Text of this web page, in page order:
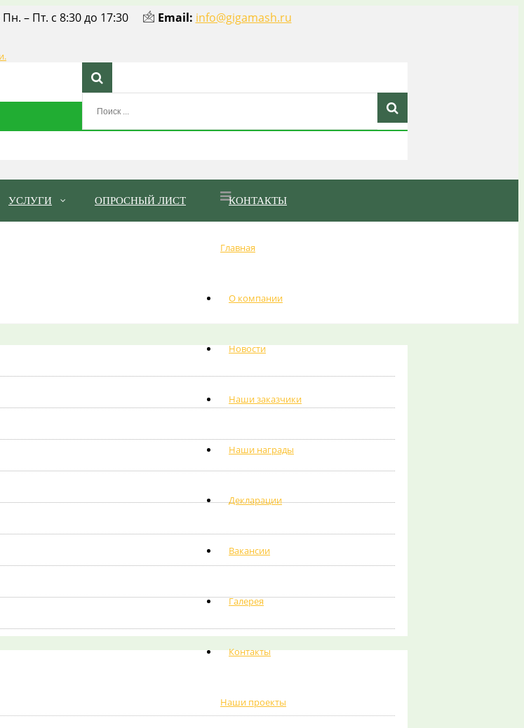
Пн. – Пт. с 8:30 до 17:30 🖄 Email: info@gigamash.ru
УСЛУГИ ОПРОСНЫЙ ЛИСТ КОНТАКТЫ
Главная
О компании
Новости
Наши заказчики
Наши награды
Декларации
Вакансии
Галерея
Контакты
Наши проекты